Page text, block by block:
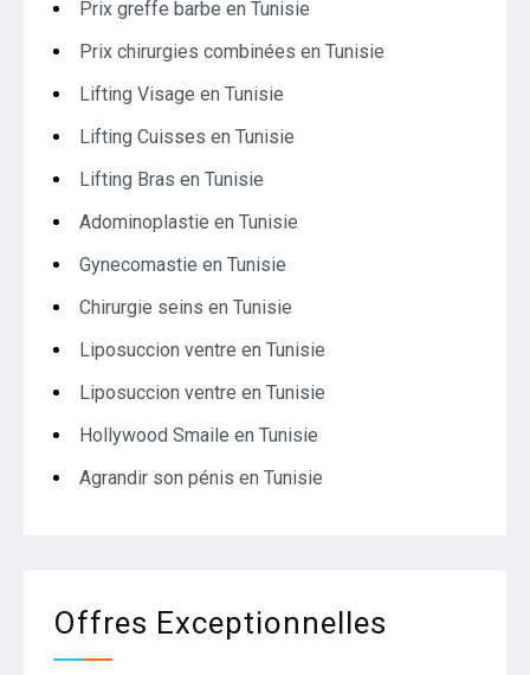
Prix greffe barbe en Tunisie
Prix chirurgies combinées en Tunisie
Lifting Visage en Tunisie
Lifting Cuisses en Tunisie
Lifting Bras en Tunisie
Adominoplastie en Tunisie
Gynecomastie en Tunisie
Chirurgie seins en Tunisie
Liposuccion ventre en Tunisie
Liposuccion ventre en Tunisie
Hollywood Smaile en Tunisie
Agrandir son pénis en Tunisie
Offres Exceptionnelles